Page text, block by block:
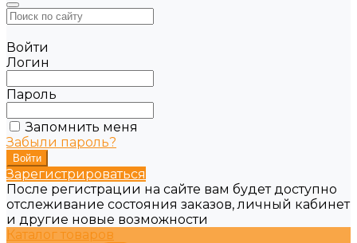
Войти
Логин
Пароль
Запомнить меня
Забыли пароль?
Зарегистрироваться
После регистрации на сайте вам будет доступно
отслеживание состояния заказов, личный кабинет
и другие новые возможности
Каталог товаров